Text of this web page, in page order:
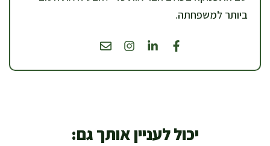
ביותר למשפחתה.
יכול לעניין אותך גם: